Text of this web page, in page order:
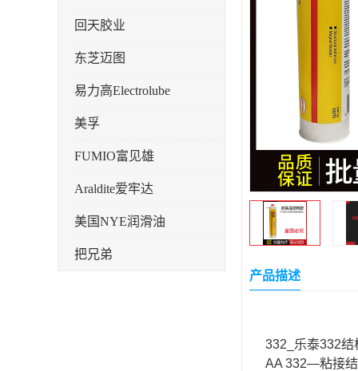
回天胶业
东芝迈图
易力高Electrolube
美孚
FUMIO富见雄
Araldite爱牢达
美国NYE润滑油
把兄弟
产品描述
332_乐泰332结
AA 332—粘接结